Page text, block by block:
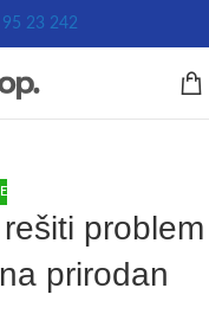
95 23 242
problem
prirodan